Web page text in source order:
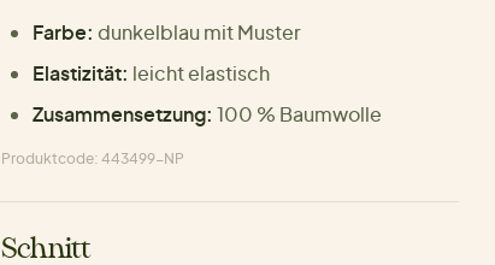
Farbe: dunkelblau mit Muster
Elastizität: leicht elastisch
Zusammensetzung: 100 % Baumwolle
Produktcode: 443499-NP
Schnitt